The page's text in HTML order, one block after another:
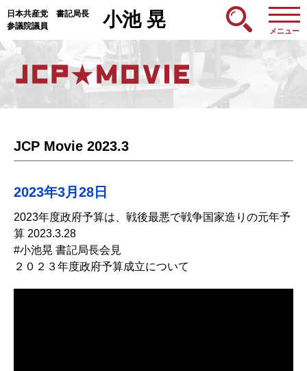
日本共産党 書記局長
参議院議員
小池 晃
メニュー
JCP Movie 2023.3
2023年3月28日
2023年度政府予算は、戦後最悪で戦争国家造りの元年予
算 2023.3.28
#小池晃 書記局長会見
２０２３年度政府予算成立について